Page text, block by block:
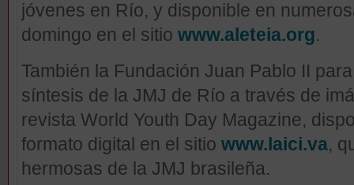
jóvenes en Río, y disponible en
domingo en el sitio www.aleteia.org.
También la Fundación Juan Pablo II
síntesis de la JMJ de Río a través de
revista World Youth Day Magazine,
formato digital en el sitio www.laici.va,
hermosas de la JMJ brasileña.